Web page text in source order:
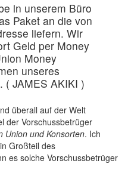
in unserem Büro
Paket an die von
liefern. Wir
Geld per Money
Money
unseres
( JAMES AKIKI )
überall auf der Welt
der Vorschussbetrüger
Union und Konsorten. Ich
Großteil des
es solche Vorschussbetrüger